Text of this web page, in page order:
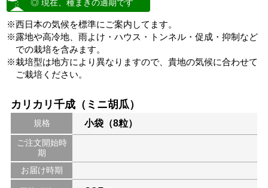
◎ 現在、種まきの適期です
※西日本の気候を標準にご案内してます。
※露地や高冷地、雨よけ・ハウス・トンネル・促成・抑制など
での栽培を含みます。
※栽培型は地方により異なりますので、貴地の気候に合わせて
ご栽培ください。
カリカリ千成（ミニ胡瓜）
規格 小袋（8粒）
ご注文開始時
期
お届け時期